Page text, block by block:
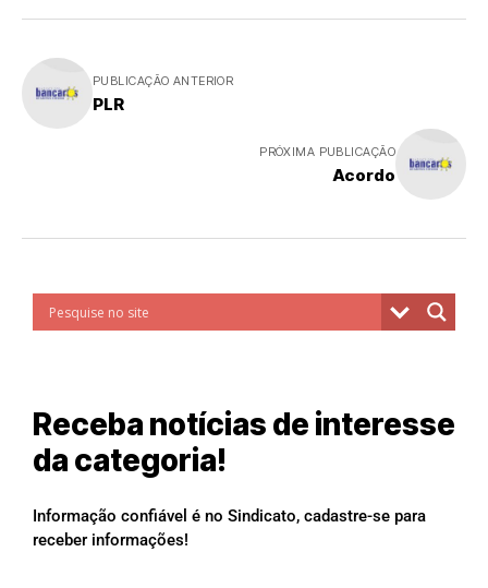
PUBLICAÇÃO ANTERIOR
PLR
PRÓXIMA PUBLICAÇÃO
Acordo
Receba notícias de interesse
da categoria!
Informação confiável é no Sindicato, cadastre-se para
receber informações!